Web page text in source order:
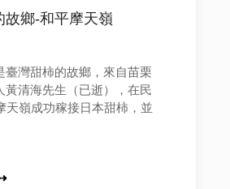
故鄉-和平摩天嶺
臺灣甜柿的故鄉，來自苗栗
黃清海先生（已逝），在民
天嶺成功稼接日本甜柿，並